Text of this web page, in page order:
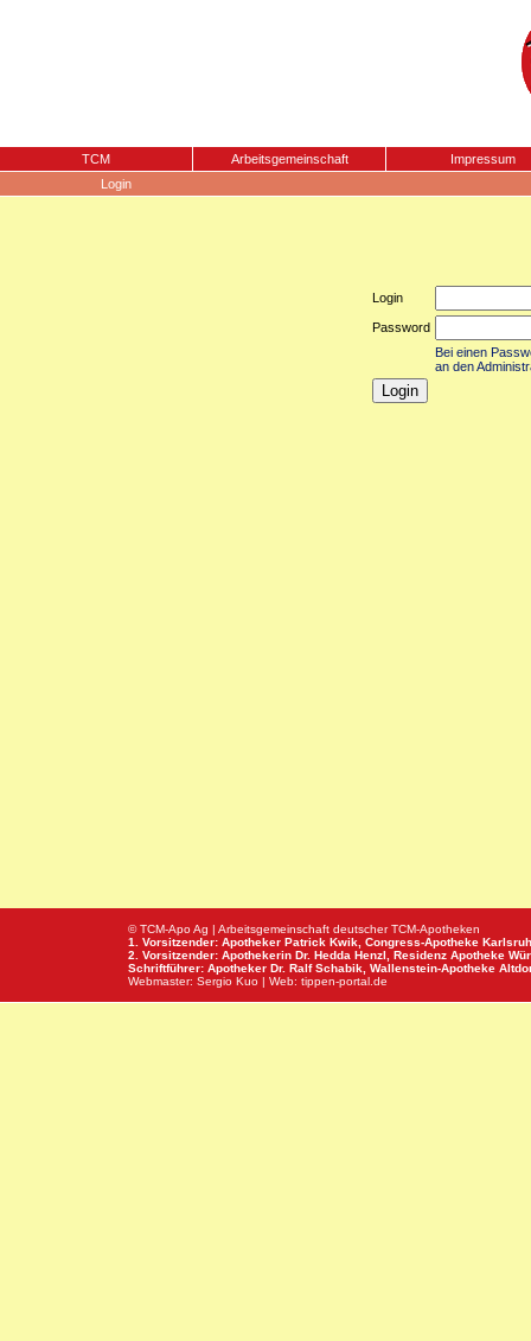
TCM Arbeitsgemeinschaft
Impressum
Login
Login
Password
Bei einen
an den
© TCM-Apo Ag | Arbeitsgemeinschaft deutscher TCM-Apotheken
1. Vorsitzender: Apotheker Patrick Kwik, Congress-Apotheke
2. Vorsitzender: Apothekerin Dr. Hedda Henzl, Residenz Apotheke
Schriftführer: Apotheker Dr. Ralf Schabik, Wallenstein-Apotheke
Webmaster: Sergio Kuo | Web: tippen-portal.de